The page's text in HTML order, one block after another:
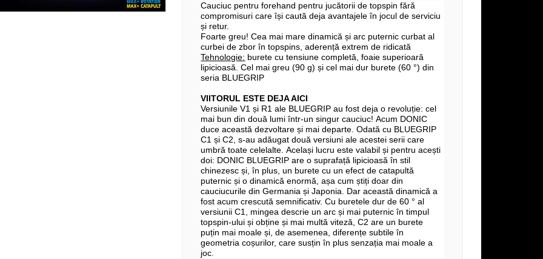
Cauciuc pentru forehand pentru jucătorii de topspin fără
compromisuri care își caută deja avantajele în jocul de serviciu
și retur.
Foarte greu! Cea mai mare dinamică și arc puternic curbat al
curbei de zbor în topspins, aderență extrem de ridicată
Tehnologie: burete cu tensiune completă, foaie superioară
lipicioasă. Cel mai greu (90 g) și cel mai dur burete (60 °) din
seria BLUEGRIP
VIITORUL ESTE DEJA AICI
Versiunile V1 și R1 ale BLUEGRIP au fost deja o revoluție: cel
mai bun din două lumi într-un singur cauciuc! Acum DONIC
duce această dezvoltare și mai departe. Odată cu BLUEGRIP
C1 și C2, s-au adăugat două versiuni ale acestei serii care
umbră toate celelalte. Același lucru este valabil și pentru acești
doi: DONIC BLUEGRIP are o suprafață lipicioasă în stil
chinezesc și, în plus, un burete cu un efect de catapultă
puternic și o dinamică enormă, așa cum știți doar din
cauciucurile din Germania și Japonia. Dar această dinamică a
fost acum crescută semnificativ. Cu buretele dur de 60 ° al
versiunii C1, mingea descrie un arc și mai puternic în timpul
topspin-ului și obține și mai multă viteză, C2 are un burete
puțin mai moale și, de asemenea, diferențe subtile în
geometria coșurilor, care susțin în plus senzația mai moale a
joc.